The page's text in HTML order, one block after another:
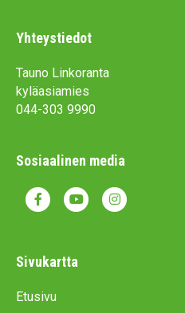
Yhteystiedot
Tauno Linkoranta
kyläasiamies
044-303 9990
Sosiaalinen media
F
b
Y
Sivukartta
Etusivu